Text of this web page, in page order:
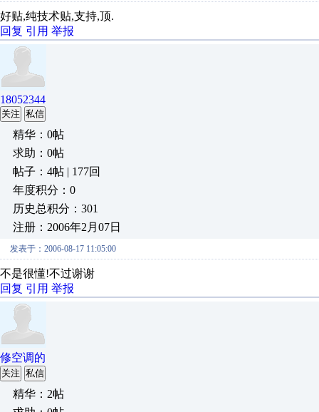
好贴,纯技术贴,支持,顶.
回复 引用 举报
18052344
关注 私信
精华：0帖
求助：0帖
帖子：4帖 | 177回
年度积分：0
历史总积分：301
注册：2006年2月07日
发表于：2006-08-17 11:05:00
不是很懂!不过谢谢
回复 引用 举报
修空调的
关注 私信
精华：2帖